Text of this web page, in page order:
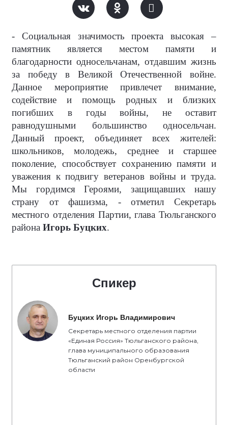
- Социальная значимость проекта высокая –
памятник является местом памяти и
благодарности односельчанам, отдавшим жизнь
за победу в Великой Отечественной войне.
Данное мероприятие привлечет внимание,
содействие и помощь родных и близких
погибших в годы войны, не оставит
равнодушными большинство односельчан.
Данный проект, объединяет всех жителей:
школьников, молодежь, среднее и старшее
поколение, способствует сохранению памяти и
уважения к подвигу ветеранов войны и труда.
Мы гордимся Героями, защищавших нашу
страну от фашизма, - отметил Секретарь
местного отделения Партии, глава Тюльганского
района Игорь Буцких.
Спикер
Буцких Игорь Владимирович
Секретарь местного отделения партии
«Единая Россия» Тюльганского района,
глава муниципального образования
Тюльганский район Оренбургской
области